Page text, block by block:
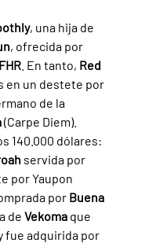
, una hija de
, ofrecida por
. En tanto, Red
en un destete por
de la
(Carpe Diem).
140.000 dólares:
servida por
por Yaupon
por Buena
de Vekoma que
fue adquirida por